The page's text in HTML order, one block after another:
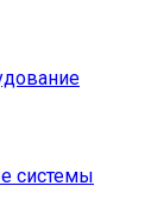
системы